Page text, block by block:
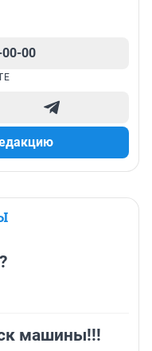
00
машины!!!